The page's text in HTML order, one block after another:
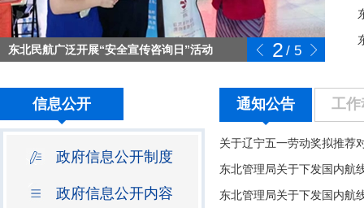
东北民航广泛开展“安全宣传咨询日”活动 2 / 5
信息公开
政府信息公开制度
政府信息公开内容
通知公告 工作
关于辽宁五一劳动奖拟推荐
式